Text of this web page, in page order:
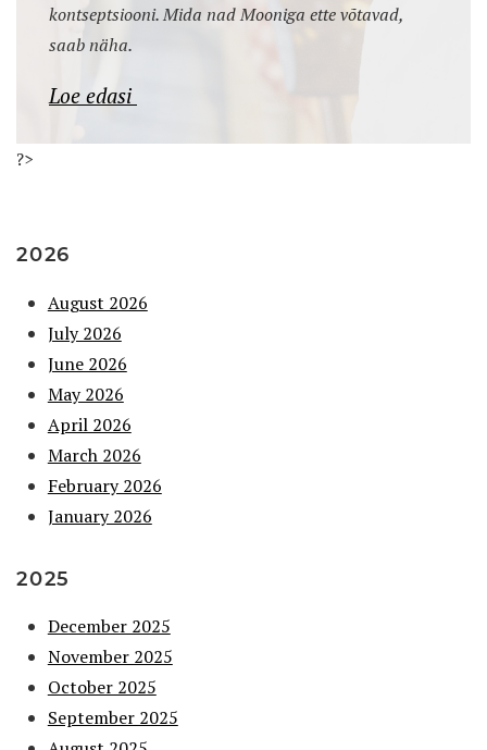
kontseptsiooni. Mida nad Mooniga ette võtavad,
saab näha.
Loe edasi
?>
2026
August 2026
July 2026
June 2026
May 2026
April 2026
March 2026
February 2026
January 2026
2025
December 2025
November 2025
October 2025
September 2025